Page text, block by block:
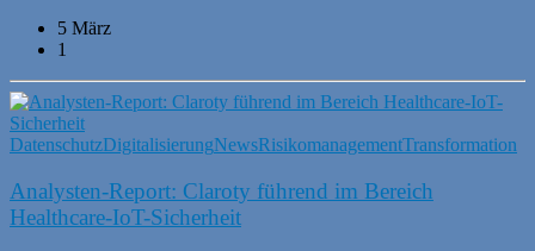
5 März
1
DatenschutzDigitalisierungNewsRisikomanagementTransformation
Analysten-Report: Claroty führend im Bereich
Healthcare-IoT-Sicherheit